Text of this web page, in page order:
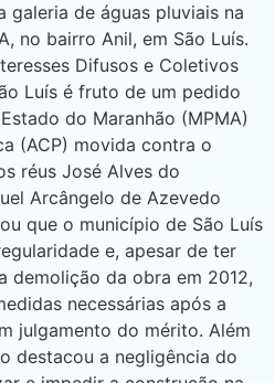
galeria de águas pluviais na
no bairro Anil, em São Luís.
Difusos e Coletivos
Luís é fruto de um pedido
do Maranhão (MPMA)
(ACP) movida contra o
réus José Alves do
Arcângelo de Azevedo
que o município de São Luís
e, apesar de ter
demolição da obra em 2012,
necessárias após a
julgamento do mérito. Além
destacou a negligência do